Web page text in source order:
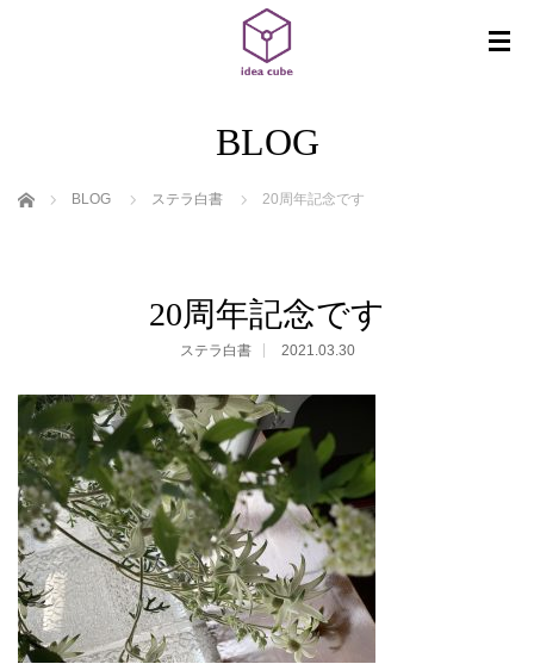
BLOG
ホーム BLOG ステラ白書 20周年記念です
20周年記念です
ステラ白書 2021.03.30